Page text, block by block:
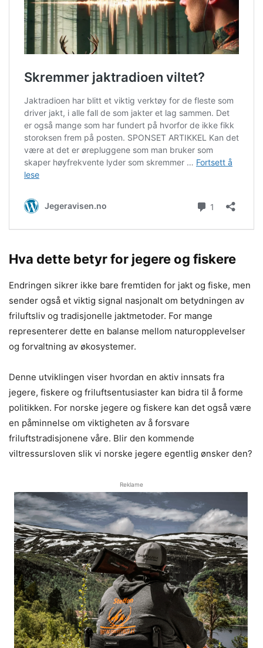
Hva dette betyr for jegere og fiskere
Endringen sikrer ikke bare fremtiden for jakt og fiske, men
sender også et viktig signal nasjonalt om betydningen av
friluftsliv og tradisjonelle jaktmetoder. For mange
representerer dette en balanse mellom naturopplevelser
og forvaltning av økosystemer.
Denne utviklingen viser hvordan en aktiv innsats fra
jegere, fiskere og friluftsentusiaster kan bidra til å forme
politikken. For norske jegere og fiskere kan det også være
en påminnelse om viktigheten av å forsvare
friluftstradisjonene våre. Blir den kommende
viltressursloven slik vi norske jegere egentlig ønsker den?
Reklame